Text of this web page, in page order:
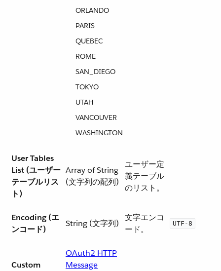
ORLANDO
PARIS
QUEBEC
ROME
SAN_DIEGO​
TOKYO
UTAH
VANCOUVER
WASHINGTON
User Tables
List (ユーザー
テーブルリス
ト)
Array of String
(文字列の配列)
ユーザー定
義テーブル
のリスト。
Encoding (エ
ンコード)
String (文字列)
文字エンコ
ード。
UTF-8
Custom
OAuth2 HTTP
Message